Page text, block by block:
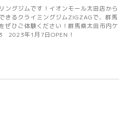
ングジムです！イオンモール太田店から
きるクライミングジムZIGZAGで、群馬
ぜひご体験ください！群馬県太田市内ケ
2023年1月7日OPEN！